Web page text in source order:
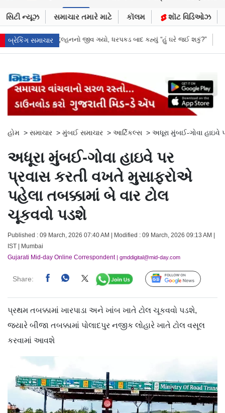
સિટી ન્યૂઝ સમાચાર તમારે માટે કૉલમ શૉટ વિડિઓઝ
બ્રેકિંગ સમાચાર
બાદ કહ્યું “હું ઘરે જઈ શકું?” ‘હું બાબા બાગેશ્વર નથી...’: IIT દિલ્હીમાં
હોમ > સમાચાર > મુંબઈ સમાચાર > આર્ટિકલ્સ > અધૂરા મુંબઈ-ગોવા હાઇવે
અધૂરા મુંબઈ-ગોવા હાઇવે પર
પ્રવાસ કરતી વખતે મુસાફરોએ
પહેલા તબક્કામાં બે વાર ટોલ
ચૂકવવો પડશે
Published : 09 March, 2026 07:40 AM | Modified : 09 March, 2026 09:13 AM |
IST | Mumbai
Gujarati Mid-day Online Correspondent| gmddigital@mid-day.com
Share: Follow Us
પ્રથમ તબક્કામાં ખારપાડા અને ખાંબ ખાતે ટોલ ચૂકવવો પડશે,
જ્યારે બીજા તબક્કામાં પોલાદપુર નજીક લોહારે ખાતે ટોલ વસૂલ
કરવામાં આવશે